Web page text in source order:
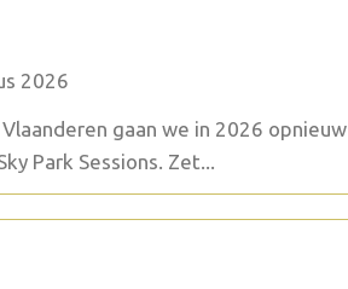
2026
gaan we in 2026 opnieuw
Park Sessions. Zet...